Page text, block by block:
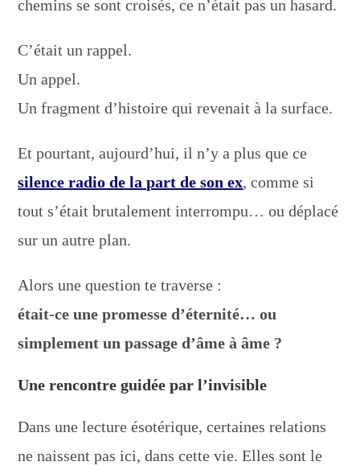
chemins se sont croisés, ce n’était pas un hasard.
C’était un rappel.
Un appel.
Un fragment d’histoire qui revenait à la surface.
Et pourtant, aujourd’hui, il n’y a plus que ce
silence radio de la part de son ex, comme si
tout s’était brutalement interrompu… ou déplacé
sur un autre plan.
Alors une question te traverse :
était-ce une promesse d’éternité… ou
simplement un passage d’âme à âme ?
Une rencontre guidée par l’invisible
Dans une lecture ésotérique, certaines relations
ne naissent pas ici, dans cette vie. Elles sont le